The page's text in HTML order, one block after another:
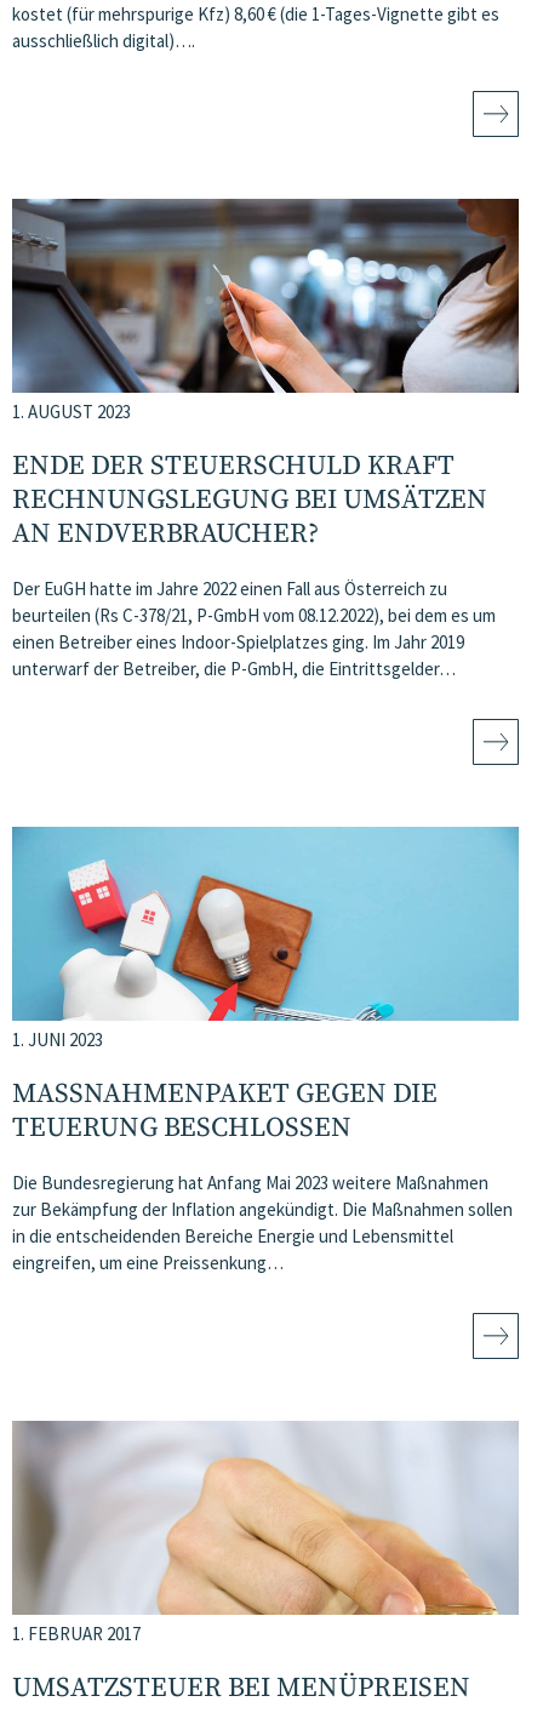
kostet (für mehrspurige Kfz) 8,60 € (die 1-Tages-Vignette gibt es
ausschließlich digital)….
1. AUGUST 2023
ENDE DER STEUERSCHULD KRAFT
RECHNUNGSLEGUNG BEI UMSÄTZEN
AN ENDVERBRAUCHER?
Der EuGH hatte im Jahre 2022 einen Fall aus Österreich zu
beurteilen (Rs C-378/21, P-GmbH vom 08.12.2022), bei dem es um
einen Betreiber eines Indoor-Spielplatzes ging. Im Jahr 2019
unterwarf der Betreiber, die P-GmbH, die Eintrittsgelder…
1. JUNI 2023
MASSNAHMENPAKET GEGEN DIE T
EUERUNG BESCHLOSSEN
Die Bundesregierung hat Anfang Mai 2023 weitere Maßnahmen
zur Bekämpfung der Inflation angekündigt. Die Maßnahmen sollen
in die entscheidenden Bereiche Energie und Lebensmittel
eingreifen, um eine Preissenkung…
1. FEBRUAR 2017
UMSATZSTEUER BEI MENÜPREISEN